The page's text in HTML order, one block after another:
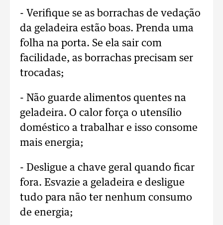
- Verifique se as borrachas de vedação
da geladeira estão boas. Prenda uma
folha na porta. Se ela sair com
facilidade, as borrachas precisam ser
trocadas;
- Não guarde alimentos quentes na
geladeira. O calor força o utensílio
doméstico a trabalhar e isso consome
mais energia;
- Desligue a chave geral quando ficar
fora. Esvazie a geladeira e desligue
tudo para não ter nenhum consumo
de energia;